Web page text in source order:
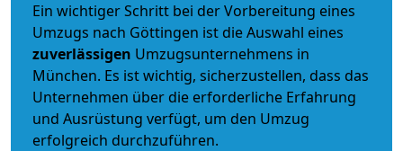
Ein wichtiger Schritt bei der Vorbereitung eines
Umzugs nach Göttingen ist die Auswahl eines
zuverlässigen Umzugsunternehmens in
München. Es ist wichtig, sicherzustellen, dass das
Unternehmen über die erforderliche Erfahrung
und Ausrüstung verfügt, um den Umzug
erfolgreich durchzuführen.